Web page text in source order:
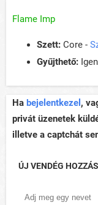
Flame Imp
Szett: Core -
Gyűjthető: Igen
Ha bejelentkezel ,
privát üzenetek
illetve a captchát
ÚJ VENDÉG